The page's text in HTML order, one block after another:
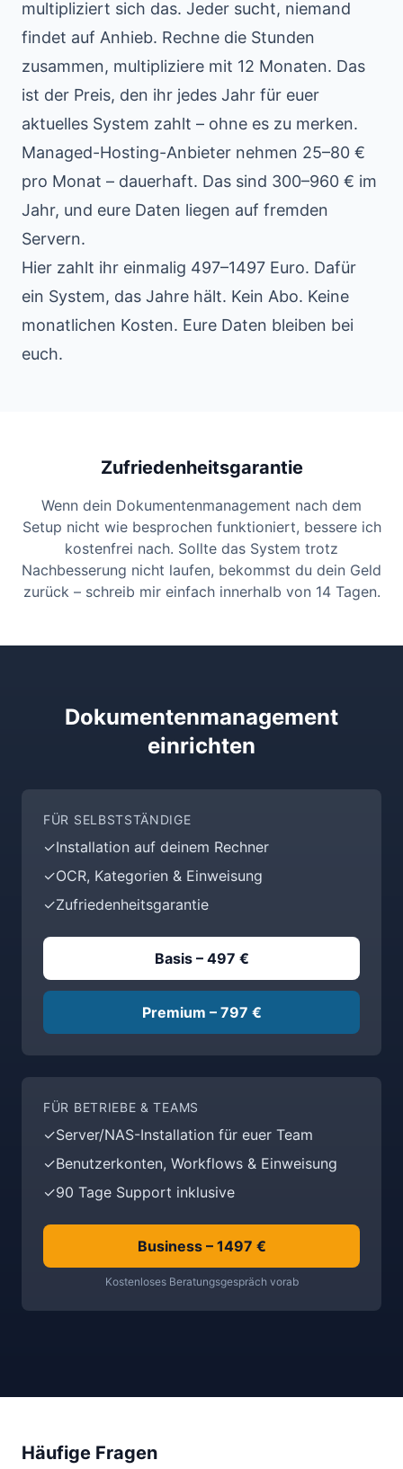
multipliziert sich das. Jeder sucht, niemand
findet auf Anhieb. Rechne die Stunden
zusammen, multipliziere mit 12 Monaten. Das
ist der Preis, den ihr jedes Jahr für euer
aktuelles System zahlt – ohne es zu merken.
Managed-Hosting-Anbieter nehmen 25–80 €
pro Monat – dauerhaft. Das sind 300–960 € im
Jahr, und eure Daten liegen auf fremden
Servern.
Hier zahlt ihr einmalig 497–1497 Euro. Dafür
ein System, das Jahre hält. Kein Abo. Keine
monatlichen Kosten. Eure Daten bleiben bei
euch.
Zufriedenheitsgarantie
Wenn dein Dokumentenmanagement nach dem
Setup nicht wie besprochen funktioniert, bessere ich
kostenfrei nach. Sollte das System trotz
Nachbesserung nicht laufen, bekommst du dein Geld
zurück – schreib mir einfach innerhalb von 14 Tagen.
Dokumentenmanagement
einrichten
FÜR SELBSTSTÄNDIGE
✓Installation auf deinem Rechner
✓OCR, Kategorien & Einweisung
✓Zufriedenheitsgarantie
Basis – 497 €
Premium – 797 €
FÜR BETRIEBE & TEAMS
✓Server/NAS-Installation für euer Team
✓Benutzerkonten, Workflows & Einweisung
✓90 Tage Support inklusive
Business – 1497 €
Kostenloses Beratungsgespräch vorab
Häufige Fragen